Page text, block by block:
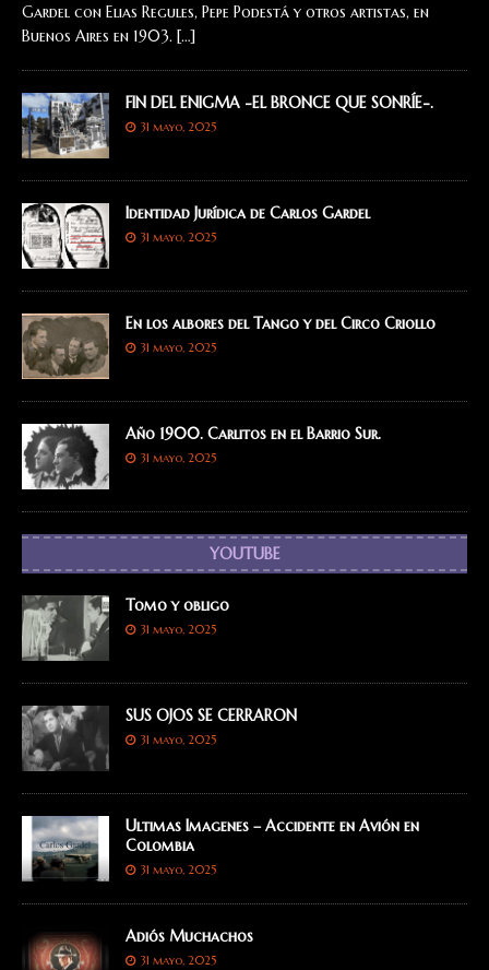
Gardel con Elias Regules, Pepe Podestá y otros artistas, en
Buenos Aires en 1903. […]
FIN DEL ENIGMA -EL BRONCE QUE SONRÍE-.
31 mayo, 2025
Identidad Jurídica de Carlos Gardel
31 mayo, 2025
En los albores del Tango y del Circo Criollo
31 mayo, 2025
Año 1900. Carlitos en el Barrio Sur.
31 mayo, 2025
YOUTUBE
Tomo y obligo
31 mayo, 2025
SUS OJOS SE CERRARON
31 mayo, 2025
Ultimas Imagenes – Accidente en Avión en
Colombia
31 mayo, 2025
Adiós Muchachos
31 mayo, 2025